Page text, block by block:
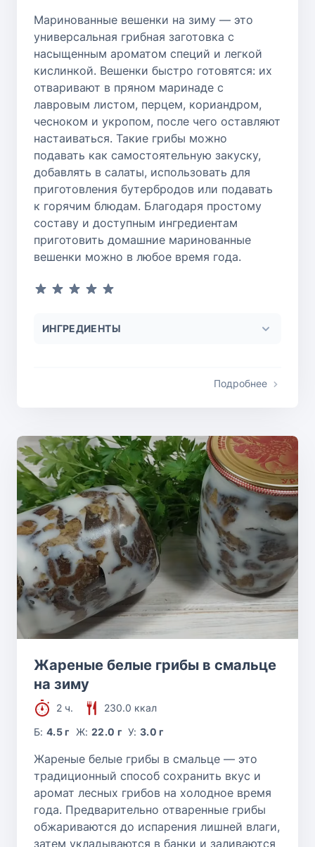
Маринованные вешенки на зиму — это
универсальная грибная заготовка с
насыщенным ароматом специй и легкой
кислинкой. Вешенки быстро готовятся: их
отваривают в пряном маринаде с
лавровым листом, перцем, кориандром,
чесноком и укропом, после чего оставляют
настаиваться. Такие грибы можно
подавать как самостоятельную закуску,
добавлять в салаты, использовать для
приготовления бутербродов или подавать
к горячим блюдам. Благодаря простому
составу и доступным ингредиентам
приготовить домашние маринованные
вешенки можно в любое время года.
ИНГРЕДИЕНТЫ
Подробнее
Жареные белые грибы в смальце
на зиму
2 ч.
230.0 ккал
Б:4.5 г Ж: 22.0 г У:3.0 г
Жареные белые грибы в смальце — это
традиционный способ сохранить вкус и
аромат лесных грибов на холодное время
года. Предварительно отваренные грибы
обжариваются до испарения лишней влаги,
затем укладываются в банки и заливаются